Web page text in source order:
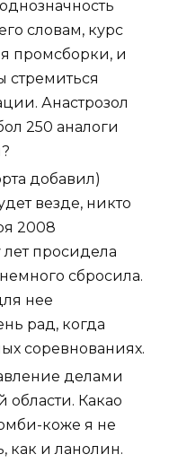
словам, курс
промсборки, и
стремиться
Анастрозол
250 аналоги
добавил)
везде, никто
2008
просидела
сбросила.
нее
рад, когда
соревнованиях.
делами
области. Какао
коже я не
как и ланолин.